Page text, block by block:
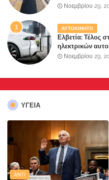
Παραλιακής
Νοεμβρίου 29,
ΑΥΤΟΚΙΝΗΤΟ
Ελβετία: Τέλος
ηλεκτρικών
Νοεμβρίου 29,
ΥΓΕΙΑ
ANTI